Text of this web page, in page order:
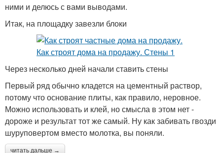
ними и делюсь с вами выводами.
Итак, на площадку завезли блоки
Через несколько дней начали ставить стены
Первый ряд обычно кладется на цементный раствор,
потому что основание плиты, как правило, неровное.
Можно использовать и клей, но смысла в этом нет -
дороже и результат тот же самый. Ну как забивать гвозди
шуруповертом вместо молотка, вы поняли.
читать дальше →